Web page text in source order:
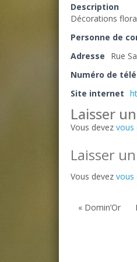
Description
Décorations
Personne de
Adresse
Rue
Numéro de
Site internet
Laisser
Vous devez vous
Laisser
Vous devez vous
« Domin’Or